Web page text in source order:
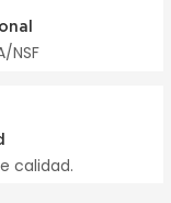
NSF
calidad.